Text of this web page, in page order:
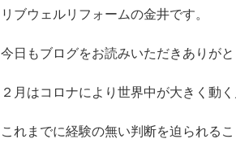
リブウェルリフォームの金井です。
今日もブログをお読みいただきありがと
２月はコロナにより世界中が大きく動く
これまでに経験の無い判断を迫られる